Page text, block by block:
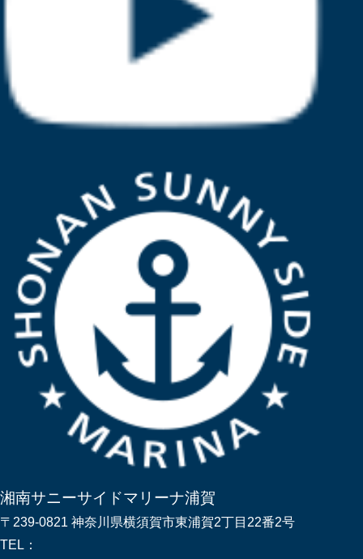
湘南サニーサイドマリーナ浦賀
〒239-0821 神奈川県横須賀市東浦賀2丁目22番2号
TEL：